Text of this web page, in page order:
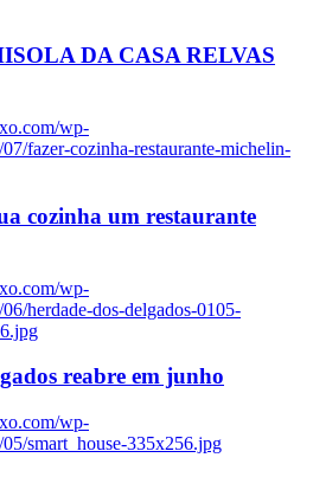
DA CASA RELVAS
wp-
fazer-cozinha-restaurante-michelin-
cozinha um restaurante
wp-
herdade-dos-delgados-0105-
reabre em junho
wp-
smart_house-335x256.jpg